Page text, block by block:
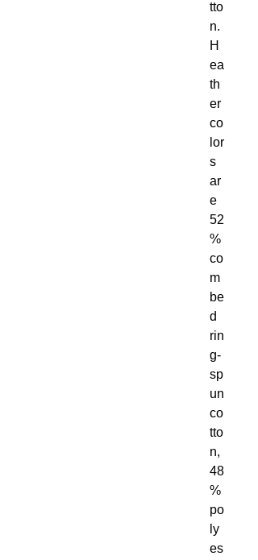
tto
n.
H
ea
th
er
co
lor
s
ar
e
52
%
co
m
be
d
rin
g-
sp
un
co
tto
n,
48
%
po
ly
es